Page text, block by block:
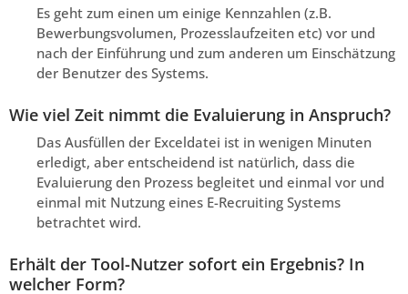
Es geht zum einen um einige Kennzahlen (z.B.
Bewerbungsvolumen, Prozesslaufzeiten etc) vor und
nach der Einführung und zum anderen um Einschätzung
der Benutzer des Systems.
Wie viel Zeit nimmt die Evaluierung in Anspruch?
Das Ausfüllen der Exceldatei ist in wenigen Minuten
erledigt, aber entscheidend ist natürlich, dass die
Evaluierung den Prozess begleitet und einmal vor und
einmal mit Nutzung eines E-Recruiting Systems
betrachtet wird.
Erhält der Tool-Nutzer sofort ein Ergebnis? In
welcher Form?